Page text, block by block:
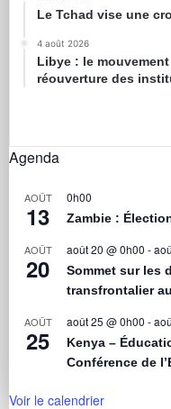
Le Tchad vise une
4 août 2026
Libye : le
réouverture des
Agenda
AOÛT
13
0h00
Zambie :
AOÛT
20
août 20 @ 0h00 -
Sommet sur les
transfrontalier
AOÛT
25
août 25 @ 0h00 -
Kenya –
Conférence de
Voir le calendrier